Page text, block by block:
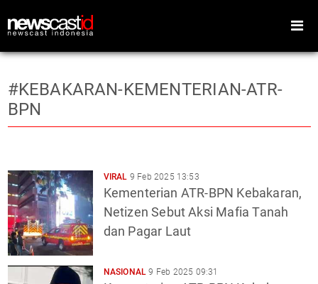
Home
Peristiwa
Games
Sports
Foto
#KEBAKARAN-KEMENTERIAN-ATR-
BPN
VIRAL 9 Feb 2025 13:53
Kementerian ATR-BPN Kebakaran,
Netizen Sebut Aksi Mafia Tanah
dan Pagar Laut
NASIONAL 9 Feb 2025 09:31